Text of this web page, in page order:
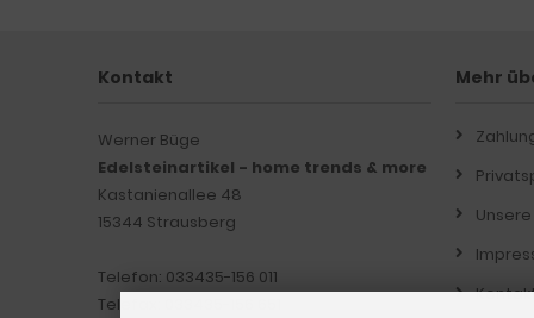
Kontakt
Werner Büge
Edelsteinartikel - home trends & more
Kastanienallee 48
15344 Strausberg
Telefon: 033435-156 011
Telefax: 033435-156 651
Mehr
Unsere